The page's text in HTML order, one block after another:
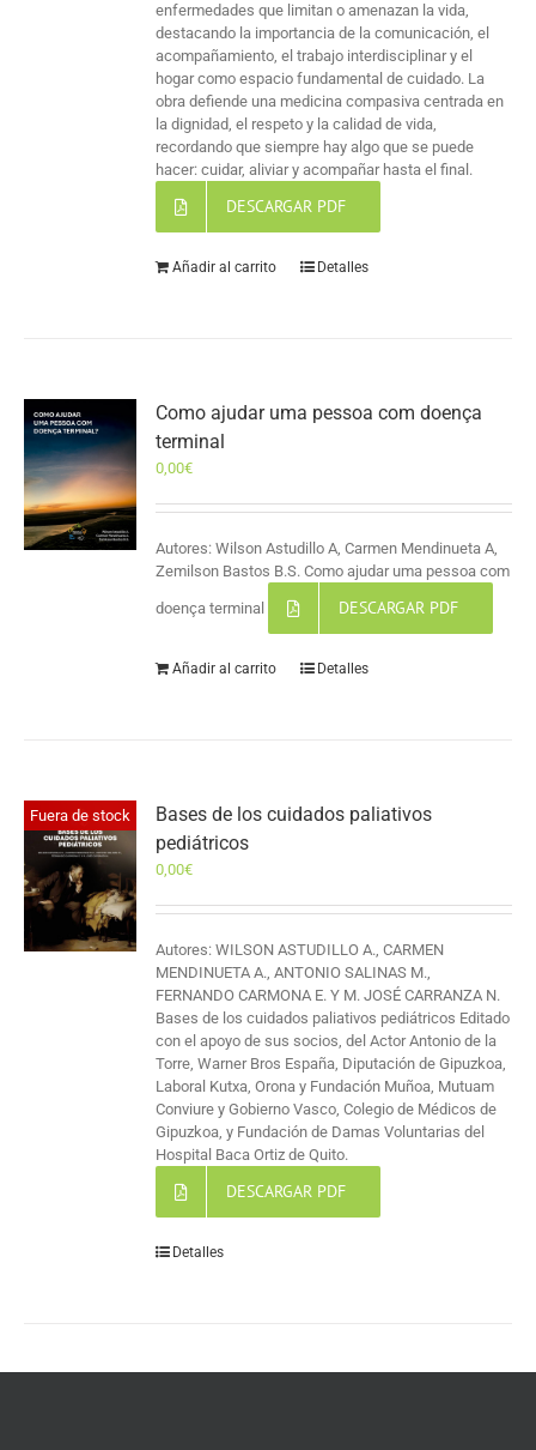
enfermedades que limitan o amenazan la vida,
destacando la importancia de la comunicación, el
acompañamiento, el trabajo interdisciplinar y el
hogar como espacio fundamental de cuidado. La
obra defiende una medicina compasiva centrada en
la dignidad, el respeto y la calidad de vida,
recordando que siempre hay algo que se puede
hacer: cuidar, aliviar y acompañar hasta el final.
DESCARGAR PDF
Añadir al carrito Detalles
Como ajudar uma pessoa com doença
terminal
0,00€
Autores: Wilson Astudillo A, Carmen Mendinueta A,
Zemilson Bastos B.S. Como ajudar uma pessoa com
doença terminal DESCARGAR PDF
Añadir al carrito Detalles
Fuera de stock
Bases de los cuidados paliativos
pediátricos
0,00€
Autores: WILSON ASTUDILLO A., CARMEN
MENDINUETA A., ANTONIO SALINAS M.,
FERNANDO CARMONA E. Y M. JOSÉ CARRANZA N.
Bases de los cuidados paliativos pediátricos Editado
con el apoyo de sus socios, del Actor Antonio de la
Torre, Warner Bros España, Diputación de Gipuzkoa,
Laboral Kutxa, Orona y Fundación Muñoa, Mutuam
Conviure y Gobierno Vasco, Colegio de Médicos de
Gipuzkoa, y Fundación de Damas Voluntarias del
Hospital Baca Ortiz de Quito.
DESCARGAR PDF
Detalles